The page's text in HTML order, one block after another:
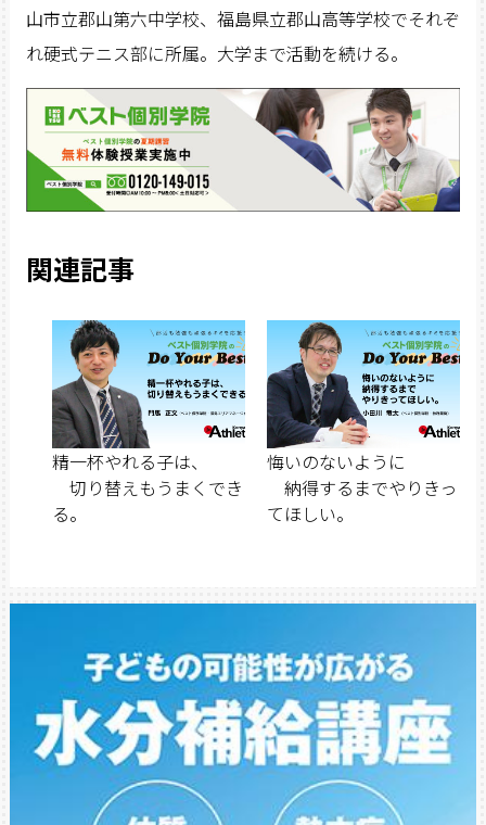
山市立郡山第六中学校、福島県立郡山高等学校でそれぞ
れ硬式テニス部に所属。大学まで活動を続ける。
関連記事
精一杯やれる子は、
切り替えもうまくでき
る。
悔いのないように
納得するまでやりきっ
てほしい。